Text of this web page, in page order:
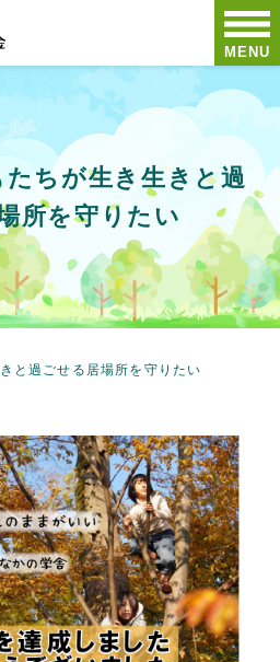
MENU
ちが生き生きと過
所を守りたい
と過ごせる居場所を守りたい